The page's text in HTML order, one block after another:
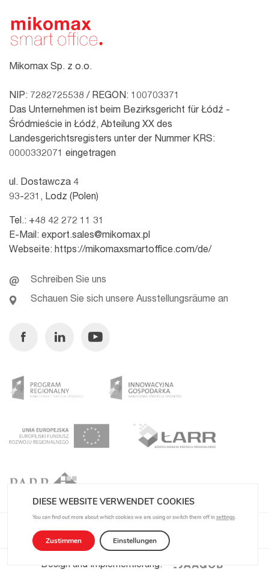
Mikomax Sp. z o.o.
NIP: 7282725538 / REGON: 100703371
Das Unternehmen ist beim Bezirksgericht für Łódź -
Śródmieście in Łódź, Abteilung XX des
Landesgerichtsregisters unter der Nummer KRS:
0000332071 eingetragen
ul. Dostawcza 4
93-231, Lodz (Polen)
Tel.: +48 42 272 11 31
E-Mail: export.sales@mikomax.pl
Webseite: https://mikomaxsmartoffice.com/de/
Schreiben Sie uns
Schauen Sie sich unsere Ausstellungsräume an
FacebookLinkedinYoutube
Datenschutzbestimmungen
Design und Implementierung:
DIESE WEBSITE VERWENDET COOKIES
You can find out more about which cookies we are using or switch them off insettings.
Zustimmen Einstellungen